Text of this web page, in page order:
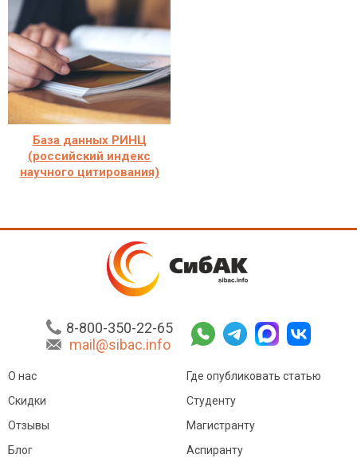
База данных РИНЦ
(российский индекс
научного цитирования)
8-800-350-22-65
mail@sibac.info
О нас
Скидки
Отзывы
Блог
Где опубликовать статью
Студенту
Магистранту
Аспиранту